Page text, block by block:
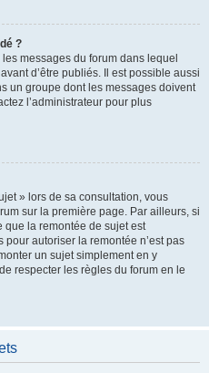
?
messages du forum dans lequel
d’être publiés. Il est possible aussi
un groupe dont les messages doivent
l’administrateur pour plus
» lors de sa consultation, vous
sur la première page. Par ailleurs, si
que la remontée de sujet est
autoriser la remontée n’est pas
un sujet simplement en y
respecter les règles du forum en le